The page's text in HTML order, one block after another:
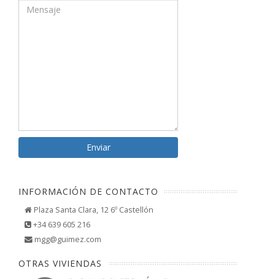
INFORMACIÓN DE CONTACTO
Plaza Santa Clara, 12 6º Castellón
+34 639 605 216
mgg@guimez.com
OTRAS VIVIENDAS